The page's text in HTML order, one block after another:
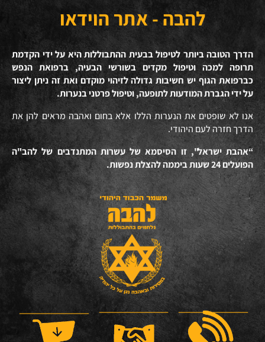
להבה - אתר הוידאו
הדרך הטובה ביותר לטיפול בבעית ההתבוללות היא על ידי הקדמת
תרופה למכה וטיפול מקדים בשורשי הבעיה, ברפואת הנפש
כברפואת הגוף יש חשיבות גדולה לזיהוי מוקדם ואת זה ניתן ליצור
על ידי הגברת המודעות לתופעה, וטיפול פרטני בנערות.
אנו לא שופטים את הנערות הללו אלא בחום ואהבה מראים להן את
הדרך חזרה לעם היהודי.
“אהבת ישראל", זו הסיסמא של עשרות המתנדבים של להב"ה
הפועלים 24 שעות ביממה להצלת נפשות.